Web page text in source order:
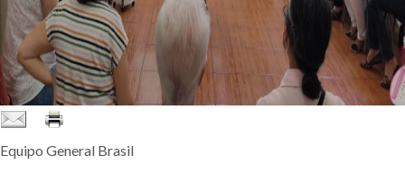
Equipo General Brasil